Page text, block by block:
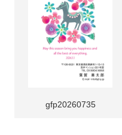
gfp20260735